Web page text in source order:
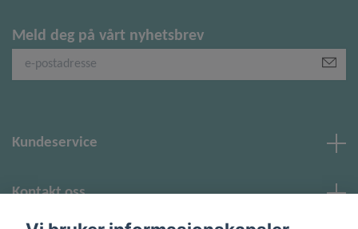
Meld deg på vårt nyhetsbrev
Kundeservice
Kontakt oss